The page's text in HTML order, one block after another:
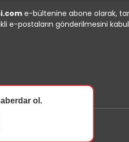
e-bültenine abone olarak,
e-postaların gönderilmesini
ol.